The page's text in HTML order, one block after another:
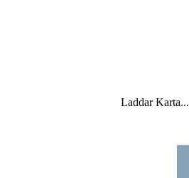
Laddar Karta...